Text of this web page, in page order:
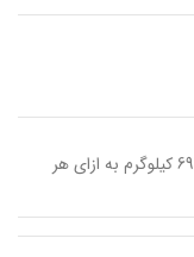
95 (معادل حداکثر 690 کیلوگرم به ازای هر